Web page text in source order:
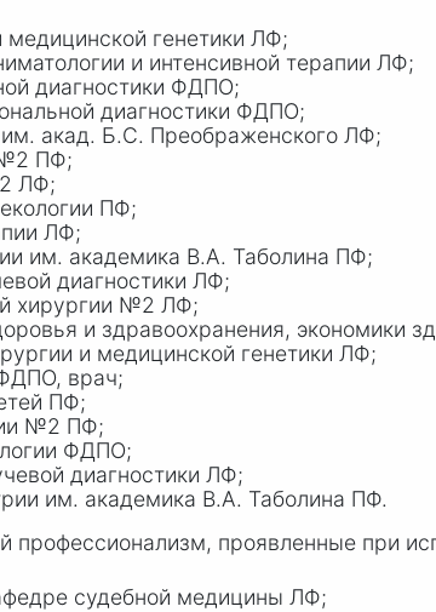
генетики ЛФ;
и интенсивной терапии ЛФ;
диагностики ФДПО;
диагностики ФДПО;
акад. Б.С. Преображенского ЛФ;
№2 ПФ;
ЛФ;
ПФ;
ЛФ;
им. академика В.А. Таболина ПФ;
диагностики ЛФ;
хирургии №2 ЛФ;
и здравоохранения, экономики
и медицинской генетики ЛФ;
врач;
ПФ;
№2 ПФ;
ФДПО;
диагностики ЛФ;
им. академика В.А. Таболина ПФ.
проявленные при
судебной медицины ЛФ;